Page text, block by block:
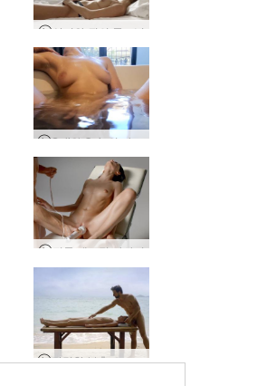
살리와 퀸의 굿모닝
Sali와 Quin의 자위 행위
진동 에로틱 마사지
강렬한 분출 오르가즘 마사지